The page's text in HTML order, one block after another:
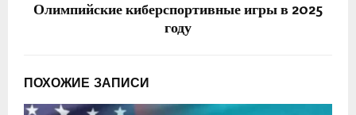
Олимпийские киберспортивные игры в 2025
году
ПОХОЖИЕ ЗАПИСИ